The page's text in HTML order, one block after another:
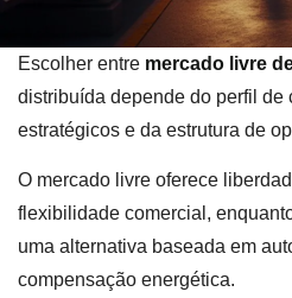
Escolher entre mercado livre
distribuída depende do perfil de
estratégicos e da estrutura de
O mercado livre oferece
flexibilidade comercial,
uma alternativa baseada em
compensação energética.